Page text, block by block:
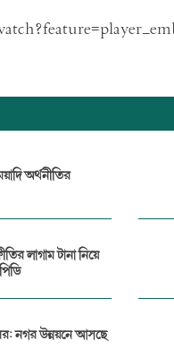
অর্থনীতির
লাগাম টানা নিয়ে
নগর উন্নয়নে আসছে